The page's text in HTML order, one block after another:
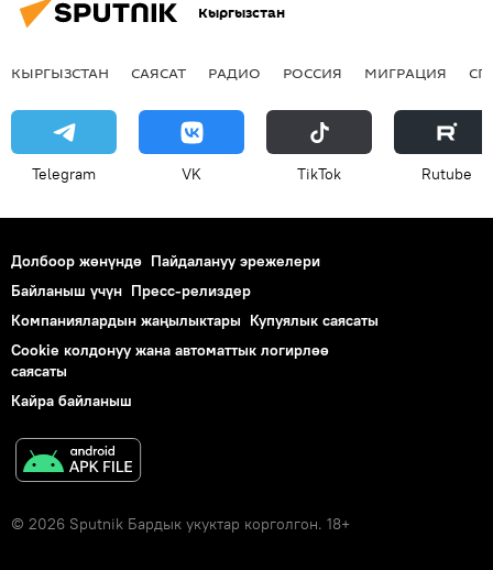
Кыргызстан
КЫРГЫЗСТАН САЯСАТ РАДИО РОССИЯ МИГРАЦИЯ
Telegram VK ТikТоk Rutube
Долбоор жөнүндө Пайдалануу эрежелери
Байланыш үчүн Пресс-релиздер
Компаниялардын жаңылыктары Купуялык саясаты
Cookie колдонуу жана автоматтык логирлөө
саясаты
Кайра байланыш
© 2026 Sputnik Бардык укуктар корголгон. 18+